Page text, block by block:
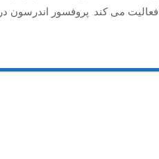
می کند. پروفسور اندرسون در